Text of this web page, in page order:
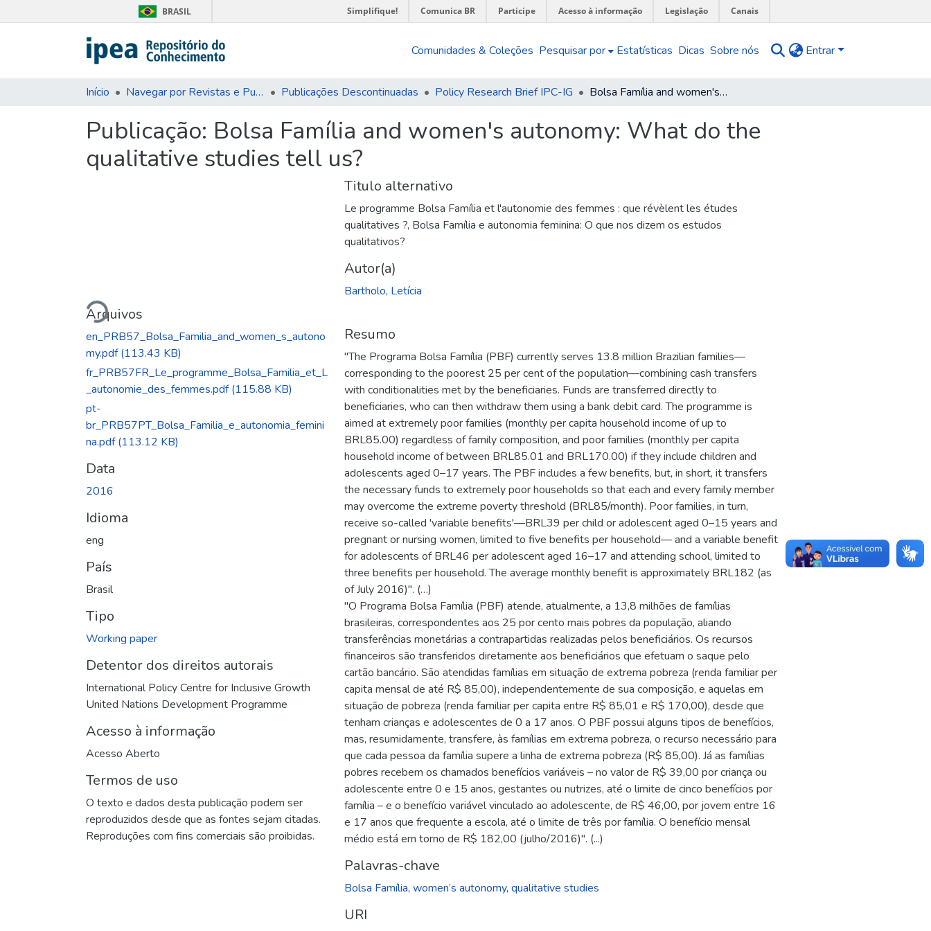
BRASIL Simplifique! Comunica BR Participe Acesso à informação Legislação Canais
Comunidades & Coleções Pesquisar por Estatísticas Dicas Sobre nós Entrar
Início Navegar por Revistas e Publicações Seriadas Publicações Descontinuadas Policy Research Brief IPC-IG Bolsa Família and women's autonomy: What do the qualitative studies tell us?
Publicação: Bolsa Família and women's autonomy: What do the
qualitative studies tell us?
Carregando...
Arquivos
en_PRB57_Bolsa_Familia_and_women_s_autono
my.pdf(113.43 KB)
fr_PRB57FR_Le_programme_Bolsa_Familia_et_L
_autonomie_des_femmes.pdf(115.88 KB)
pt-
br_PRB57PT_Bolsa_Familia_e_autonomia_femini
na.pdf(113.12 KB)
Data
2016
Idioma
eng
País
Brasil
Tipo
Working paper
Detentor dos direitos autorais
International Policy Centre for Inclusive Growth
United Nations Development Programme
Acesso à informação
Acesso Aberto
Termos de uso
O texto e dados desta publicação podem ser
reproduzidos desde que as fontes sejam citadas.
Reproduções com fins comerciais são proibidas.
Titulo alternativo
Le programme Bolsa Família et l'autonomie des femmes : que révèlent les études
qualitatives ?, Bolsa Família e autonomia feminina: O que nos dizem os estudos
qualitativos?
Autor(a)
Bartholo, Letícia
Resumo
"The Programa Bolsa Família (PBF) currently serves 13.8 million Brazilian families—
corresponding to the poorest 25 per cent of the population—combining cash transfers
with conditionalities met by the beneficiaries. Funds are transferred directly to
beneficiaries, who can then withdraw them using a bank debit card. The programme is
aimed at extremely poor families (monthly per capita household income of up to
BRL85.00) regardless of family composition, and poor families (monthly per capita
household income of between BRL85.01 and BRL170.00) if they include children and
adolescents aged 0–17 years. The PBF includes a few benefits, but, in short, it transfers
the necessary funds to extremely poor households so that each and every family member
may overcome the extreme poverty threshold (BRL85/month). Poor families, in turn,
receive so-called 'variable benefits'—BRL39 per child or adolescent aged 0–15 years and
pregnant or nursing women, limited to five benefits per household— and a variable benefit
for adolescents of BRL46 per adolescent aged 16–17 and attending school, limited to
three benefits per household. The average monthly benefit is approximately BRL182 (as
of July 2016)". (…)
"O Programa Bolsa Família (PBF) atende, atualmente, a 13,8 milhões de famílias
brasileiras, correspondentes aos 25 por cento mais pobres da população, aliando
transferências monetárias a contrapartidas realizadas pelos beneficiários. Os recursos
financeiros são transferidos diretamente aos beneficiários que efetuam o saque pelo
cartão bancário. São atendidas famílias em situação de extrema pobreza (renda familiar per
capita mensal de até R$ 85,00), independentemente de sua composição, e aquelas em
situação de pobreza (renda familiar per capita entre R$ 85,01 e R$ 170,00), desde que
tenham crianças e adolescentes de 0 a 17 anos. O PBF possui alguns tipos de benefícios,
mas, resumidamente, transfere, às famílias em extrema pobreza, o recurso necessário para
que cada pessoa da família supere a linha de extrema pobreza (R$ 85,00). Já as famílias
pobres recebem os chamados benefícios variáveis – no valor de R$ 39,00 por criança ou
adolescente entre 0 e 15 anos, gestantes ou nutrizes, até o limite de cinco benefícios por
família – e o benefício variável vinculado ao adolescente, de R$ 46,00, por jovem entre 16
e 17 anos que frequente a escola, até o limite de três por família. O benefício mensal
médio está em torno de R$ 182,00 (julho/2016)". (...)
Palavras-chave
Bolsa Família,women’s autonomy,qualitative studies
URI